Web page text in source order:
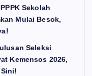
Sekolah
Mulai Besok,
Seleksi
Kemensos 2026,